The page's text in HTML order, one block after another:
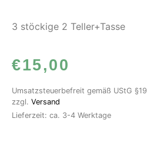
3 stöckige 2 Teller+Tasse
€15,00
Umsatzsteuerbefreit gemäß UStG §19
zzgl. Versand
Lieferzeit: ca. 3-4 Werktage